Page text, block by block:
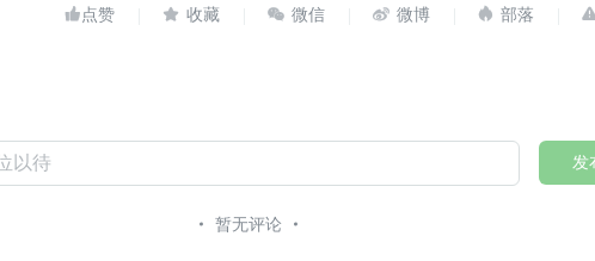
    
发
暂无评论